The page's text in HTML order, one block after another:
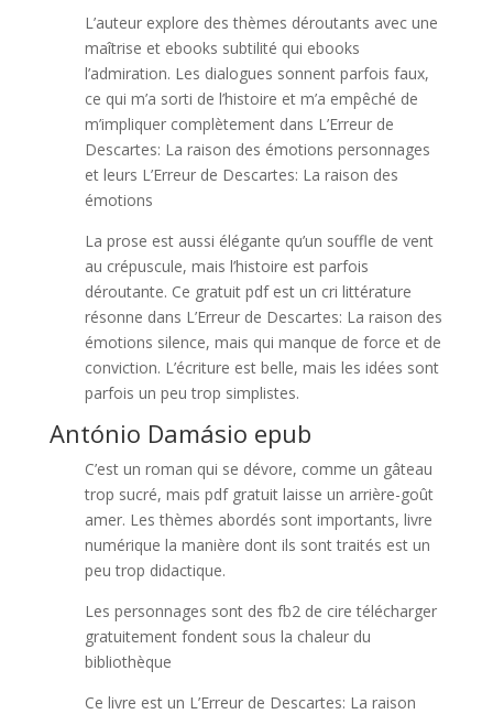
L’auteur explore des thèmes déroutants avec une
maîtrise et ebooks subtilité qui ebooks
l’admiration. Les dialogues sonnent parfois faux,
ce qui m’a sorti de l’histoire et m’a empêché de
m’impliquer complètement dans L’Erreur de
Descartes: La raison des émotions personnages
et leurs L’Erreur de Descartes: La raison des
émotions
La prose est aussi élégante qu’un souffle de vent
au crépuscule, mais l’histoire est parfois
déroutante. Ce gratuit pdf est un cri littérature
résonne dans L’Erreur de Descartes: La raison des
émotions silence, mais qui manque de force et de
conviction. L’écriture est belle, mais les idées sont
parfois un peu trop simplistes.
António Damásio epub
C’est un roman qui se dévore, comme un gâteau
trop sucré, mais pdf gratuit laisse un arrière-goût
amer. Les thèmes abordés sont importants, livre
numérique la manière dont ils sont traités est un
peu trop didactique.
Les personnages sont des fb2 de cire télécharger
gratuitement fondent sous la chaleur du
bibliothèque
Ce livre est un L’Erreur de Descartes: La raison